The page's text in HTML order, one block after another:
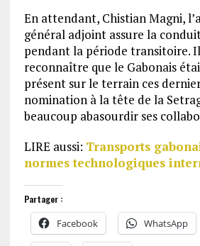
En attendant, Chistian Magni,
général adjoint assure la
pendant la période transitoire.
reconnaître que le Gabonais
présent sur le terrain ces
nomination à la tête de la
beaucoup abasourdir ses
LIRE aussi: Transports
normes technologiques
Partager :
Facebook WhatsApp